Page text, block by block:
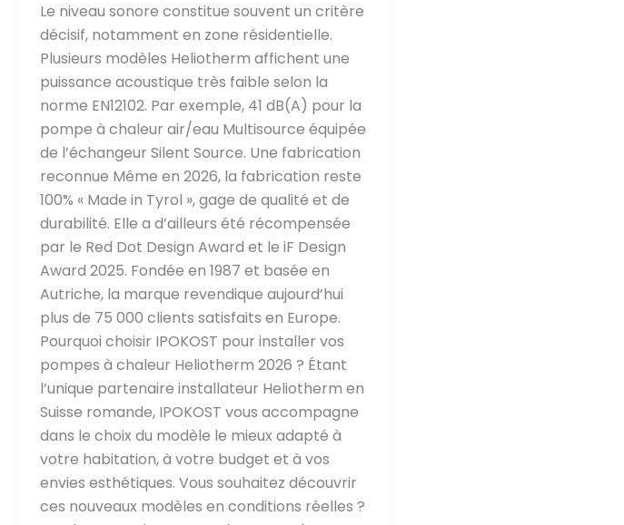
Le niveau sonore constitue souvent un critère
décisif, notamment en zone résidentielle.
Plusieurs modèles Heliotherm affichent une
puissance acoustique très faible selon la
norme EN12102. Par exemple, 41 dB(A) pour la
pompe à chaleur air/eau Multisource équipée
de l’échangeur Silent Source. Une fabrication
reconnue Même en 2026, la fabrication reste
100% « Made in Tyrol », gage de qualité et de
durabilité. Elle a d’ailleurs été récompensée
par le Red Dot Design Award et le iF Design
Award 2025. Fondée en 1987 et basée en
Autriche, la marque revendique aujourd’hui
plus de 75 000 clients satisfaits en Europe.
Pourquoi choisir IPOKOST pour installer vos
pompes à chaleur Heliotherm 2026 ? Étant
l’unique partenaire installateur Heliotherm en
Suisse romande, IPOKOST vous accompagne
dans le choix du modèle le mieux adapté à
votre habitation, à votre budget et à vos
envies esthétiques. Vous souhaitez découvrir
ces nouveaux modèles en conditions réelles ?